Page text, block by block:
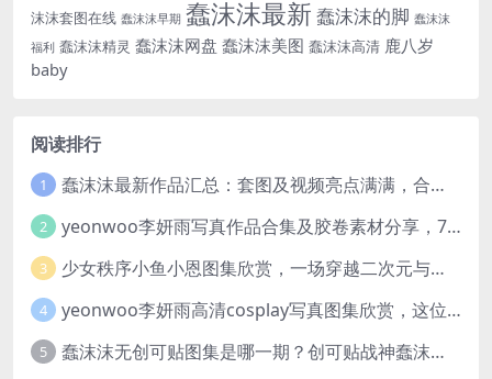
沫沫套图在线 蠢沫沫早期 蠢沫沫最新 蠢沫沫的脚 蠢沫沫
福利 蠢沫沫精灵 蠢沫沫网盘 蠢沫沫美图 蠢沫沫高清 鹿八岁
baby
阅读排行
1 蠢沫沫最新作品汇总：套图及视频亮点满满，合集一次看够
2 yeonwoo李妍雨写真作品合集及胶卷素材分享，7套牛奶胶卷完整版高清图片
3 少女秩序小鱼小恩图集欣赏，一场穿越二次元与现实的视觉盛宴
4 yeonwoo李妍雨高清cosplay写真图集欣赏，这位女神太美了
5 蠢沫沫无创可贴图集是哪一期？创可贴战神蠢沫沫合集欣赏